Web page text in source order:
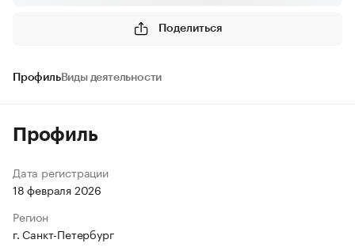
Поделиться
ПрофильВиды деятельности
Профиль
Дата регистрации
18 февраля 2026
Регион
г. Санкт-Петербург